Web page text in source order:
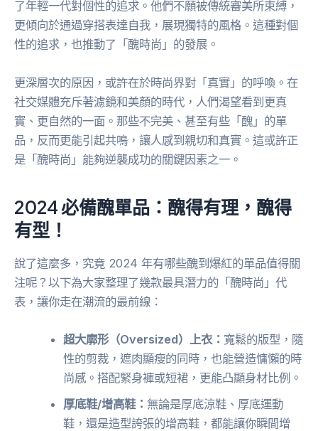
了年輕一代對個性的追求。他們不願被傳統審美所束縛，
更傾向於通過穿搭表達自我，展現獨特的風格。這種對個
性的追求，也推動了「醜時尚」的發展。
更深層次的原因，或許在於時尚界對「真實」的呼喚。在
社交媒體充斥著濾鏡和美顏的時代，人們渴望看到更真
實、更自然的一面。那些不完美、甚至有些「醜」的單
品，反而更能引起共鳴，讓人感到親切和真實。這或許正
是「醜時尚」能夠逆襲成功的關鍵因素之一。
2024 必備醜單品：醜得有理，醜得
有型！
說了這麼多，究竟 2024 年有哪些醜到爆紅的單品值得關
注呢？以下為大家整理了幾款最具潛力的「醜時尚」代
表，讓你走在潮流的最前線：
超大廓形（Oversized）上衣： 寬鬆的版型，隨
性的剪裁，遮肉顯瘦的同時，也能營造慵懶的時
尚感。搭配緊身褲或短裙，更能凸顯身材比例。
厚底鞋/增高鞋： 無論是厚底涼鞋、厚底運動
鞋，還是造型誇張的增高鞋，都能讓你瞬間增